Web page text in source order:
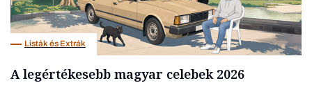
Listák és Extrák
A legértékesebb magyar celebek 2026